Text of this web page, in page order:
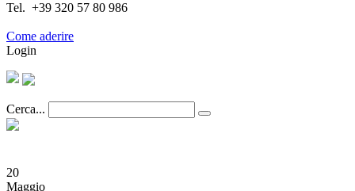
Tel. +39 320 57 80 986
Come aderire
Login
Cerca...
20
Maggio